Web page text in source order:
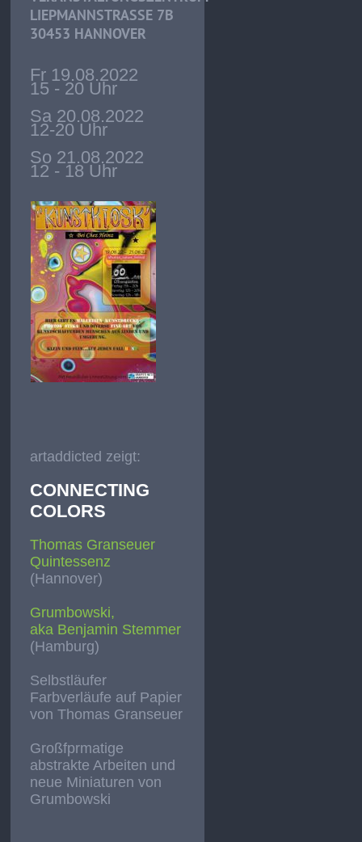
LIEPMANNSTRASSE 7B
30453 HANNOVER
Fr 19.08.2022
15 - 20 Uhr
Sa 20.08.2022
12-20 Uhr
So 21.08.2022
12 - 18 Uhr
artaddicted zeigt:
CONNECTING
COLORS
Thomas Granseuer
Quintessenz
(Hannover)
Grumbowski,
aka Benjamin Stemmer
(Hamburg)
Selbstläufer
Farbverläufe auf Papier
von Thomas Granseuer
Großfprmatige
abstrakte Arbeiten und
neue Miniaturen von
Grumbowski